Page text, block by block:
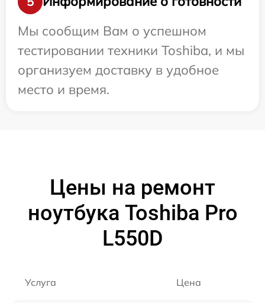
Мы сообщим Вам о успешном
тестировании техники Toshiba, и мы
организуем доставку в удобное
место и время.
Цены на ремонт
ноутбука Toshiba Pro
L550D
Услуга Цена